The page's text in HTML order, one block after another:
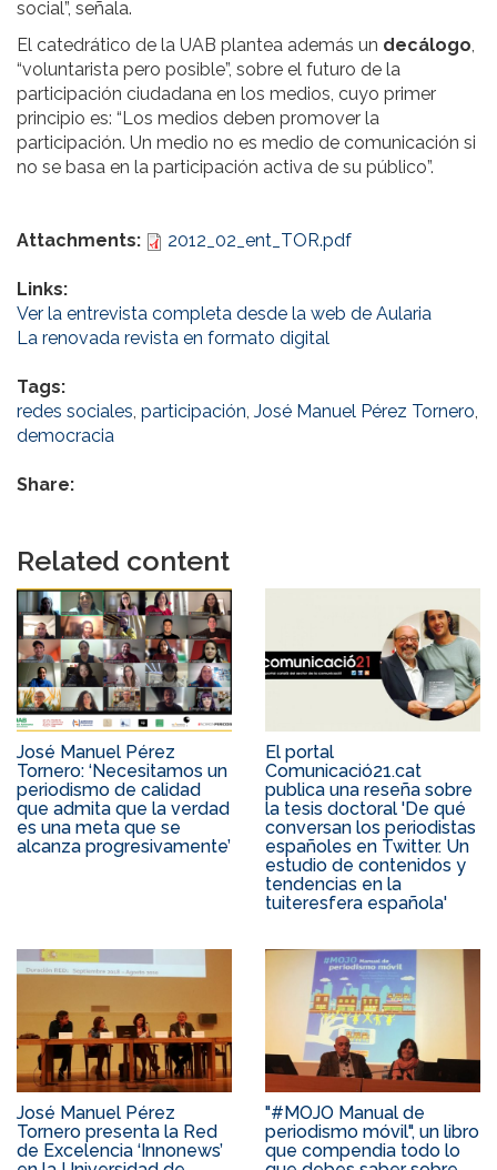
social”, señala.
El catedrático de la UAB plantea además un decálogo,
“voluntarista pero posible”, sobre el futuro de la
participación ciudadana en los medios, cuyo primer
principio es: “Los medios deben promover la
participación. Un medio no es medio de comunicación si
no se basa en la participación activa de su público”.
Attachments: 2012_02_ent_TOR.pdf
Links:
Ver la entrevista completa desde la web de Aularia
La renovada revista en formato digital
Tags:
redes sociales, participación, José Manuel Pérez Tornero,
democracia
Share:
Related content
José Manuel Pérez
Tornero: ‘Necesitamos un
periodismo de calidad
que admita que la verdad
es una meta que se
alcanza progresivamente’
El portal
Comunicació21.cat
publica una reseña sobre
la tesis doctoral 'De qué
conversan los periodistas
españoles en Twitter. Un
estudio de contenidos y
tendencias en la
tuiteresfera española'
José Manuel Pérez
Tornero presenta la Red
de Excelencia ‘Innonews’
"#MOJO Manual de
periodismo móvil", un libro
que compendia todo lo